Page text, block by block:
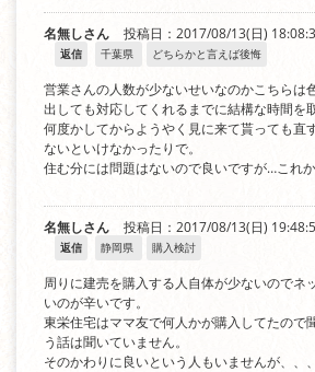
名無しさん 投稿日：2017/08/13(日)
返信 千葉県 どちらかと言えば後悔
営業さんの人数が少ないせいなのかこちらは
出しても対応してくれるまでに結構な時間を
何度かしてからようやく見に来て貰っても直
ないといけなかったりで。
住む分には問題はないので良いですが…これか
名無しさん 投稿日：2017/08/13(日)
返信 静岡県 購入検討
周りに建売を購入する人自体が少ないのでネ
いのが辛いです。
東栄住宅はママ友で何人かが購入してたので
う話は聞いていません。
そのかわりに良いという人もいませんが、、、